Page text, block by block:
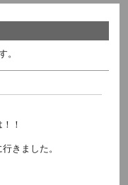
。
！
きました。